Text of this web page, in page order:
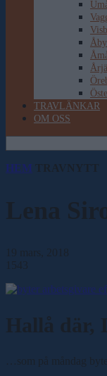
Åby
TRAVLÄNKAR
OM OSS
HEM TRAVNYTT
Lena
19 mars, 2018
1543
Hallå där,
…som på måndag